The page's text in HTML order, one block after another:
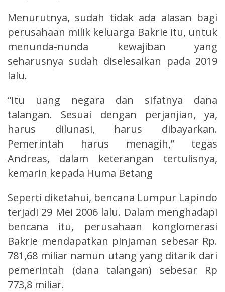
Menurutnya, sudah tidak ada alasan bagi
perusahaan milik keluarga Bakrie itu, untuk
menunda-nunda kewajiban yang
seharusnya sudah diselesaikan pada 2019
lalu.
“Itu uang negara dan sifatnya dana
talangan. Sesuai dengan perjanjian, ya,
harus dilunasi, harus dibayarkan.
Pemerintah harus menagih,” tegas
Andreas, dalam keterangan tertulisnya,
kemarin kepada Huma Betang
Seperti diketahui, bencana Lumpur Lapindo
terjadi 29 Mei 2006 lalu. Dalam menghadapi
bencana itu, perusahaan konglomerasi
Bakrie mendapatkan pinjaman sebesar Rp.
781,68 miliar namun utang yang ditarik dari
pemerintah (dana talangan) sebesar Rp
773,8 miliar.